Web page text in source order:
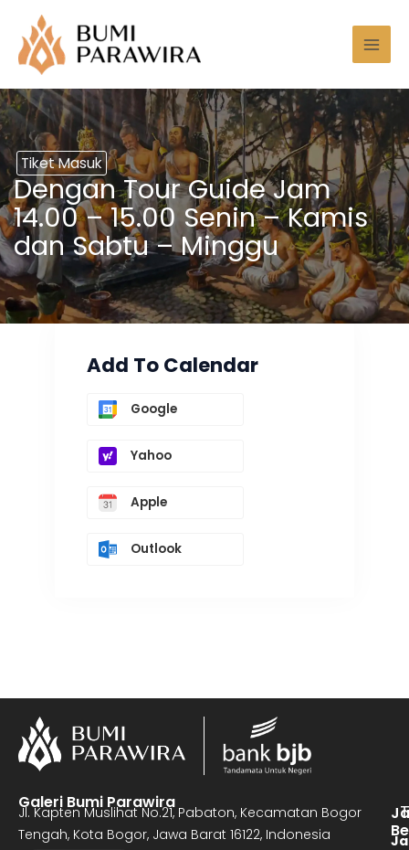
konten
Tiket Masuk
Dengan Tour Guide Jam
14.00 – 15.00 Senin – Kamis
dan Sabtu – Minggu
Add To Calendar
Google
Yahoo
Apple
Outlook
Galeri Bumi Parawira
Jl. Kapten Muslihat No.21, Pabaton, Kecamatan Bogor
Tengah, Kota Bogor, Jawa Barat 16122, Indonesia